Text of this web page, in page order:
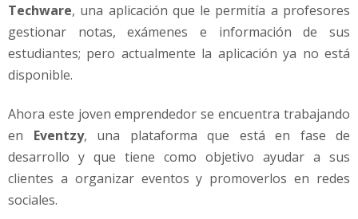
Techware, una aplicación que le permitía a profesores
gestionar notas, exámenes e información de sus
estudiantes; pero actualmente la aplicación ya no está
disponible.
Ahora este joven emprendedor se encuentra trabajando
en Eventzy, una plataforma que está en fase de
desarrollo y que tiene como objetivo ayudar a sus
clientes a organizar eventos y promoverlos en redes
sociales.